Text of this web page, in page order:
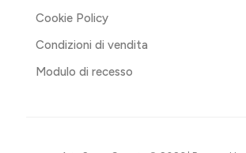
Cookie Policy
Condizioni di vendita
Modulo di recesso